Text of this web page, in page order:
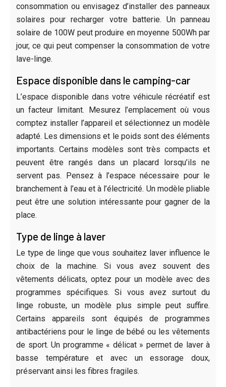
consommation ou envisagez d’installer des panneaux
solaires pour recharger votre batterie. Un panneau
solaire de 100W peut produire en moyenne 500Wh par
jour, ce qui peut compenser la consommation de votre
lave-linge.
Espace disponible dans le camping-car
L’espace disponible dans votre véhicule récréatif est
un facteur limitant. Mesurez l’emplacement où vous
comptez installer l’appareil et sélectionnez un modèle
adapté. Les dimensions et le poids sont des éléments
importants. Certains modèles sont très compacts et
peuvent être rangés dans un placard lorsqu’ils ne
servent pas. Pensez à l’espace nécessaire pour le
branchement à l’eau et à l’électricité. Un modèle pliable
peut être une solution intéressante pour gagner de la
place.
Type de linge à laver
Le type de linge que vous souhaitez laver influence le
choix de la machine. Si vous avez souvent des
vêtements délicats, optez pour un modèle avec des
programmes spécifiques. Si vous avez surtout du
linge robuste, un modèle plus simple peut suffire.
Certains appareils sont équipés de programmes
antibactériens pour le linge de bébé ou les vêtements
de sport. Un programme « délicat » permet de laver à
basse température et avec un essorage doux,
préservant ainsi les fibres fragiles.